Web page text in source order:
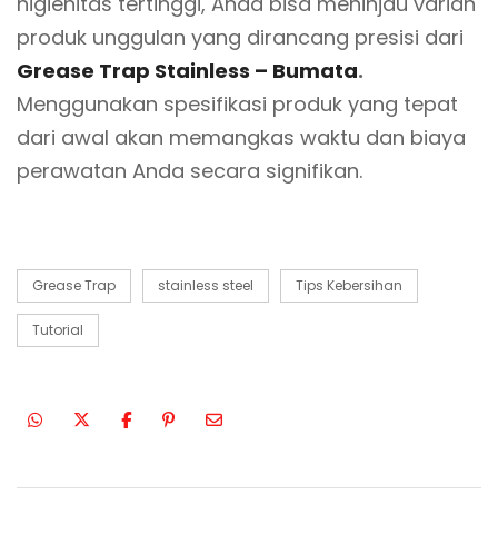
produk unggulan yang dirancang presisi dari
Grease Trap Stainless – Bumata.
Menggunakan spesifikasi produk yang tepat
dari awal akan memangkas waktu dan biaya
perawatan Anda secara signifikan.
Grease Trap stainless steel Tips Kebersihan
Tutorial